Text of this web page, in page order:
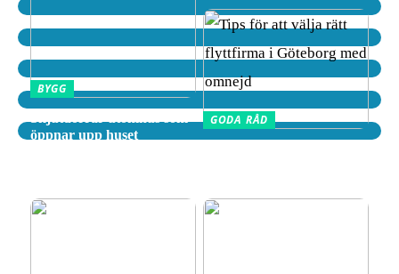
BYGG
öppnar upp huset
GODA RÅD